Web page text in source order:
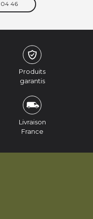
04 46
Produits
garantis
Livraison
France